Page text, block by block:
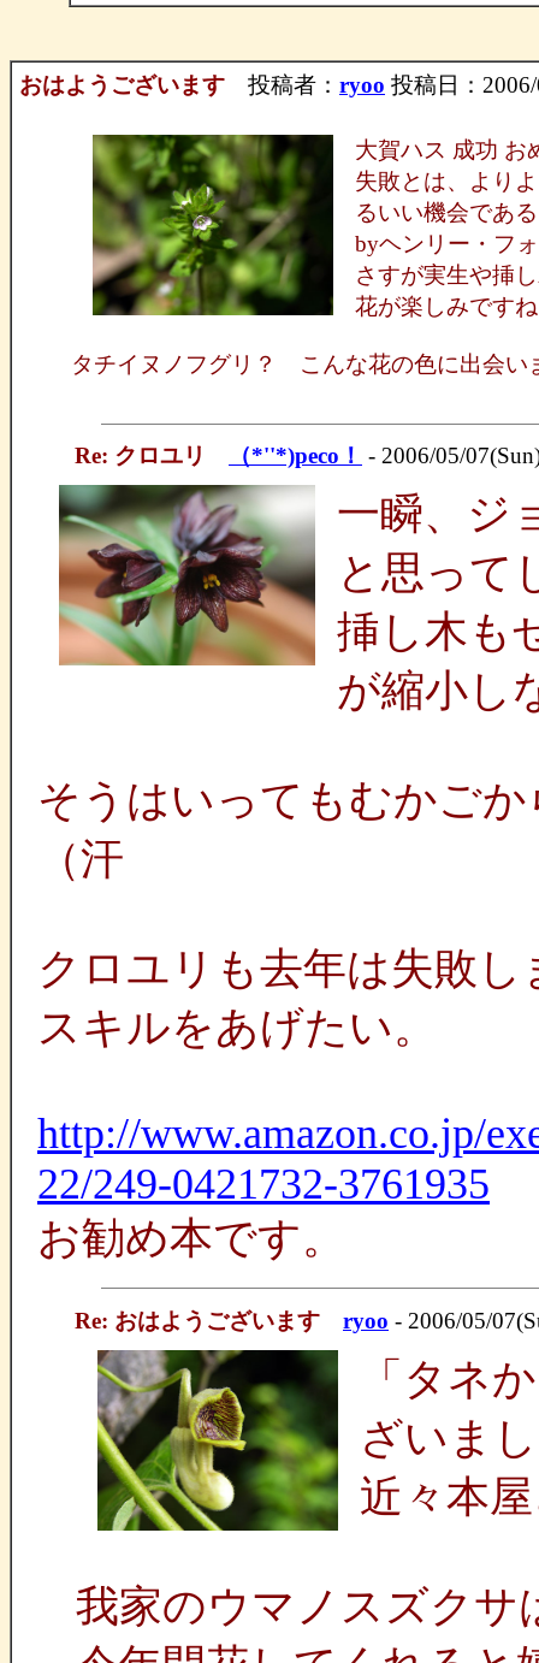
おはようございます 投稿者： ryoo 投稿日：
大賀ハス 成功 お
失敗とは、より
るいい機会である
byヘンリー・フ
さすが実生や挿
花が楽しみです
タチイヌノフグリ？ こんな花の色に出会い
Re: クロユリ （*''*)peco！ - 2006/05/
一瞬、ジ
と思って
挿し木も
が縮小し
そうはいってもむかご
（汗
クロユリも去年は失敗
スキルをあげたい。
http://www.amazon.co.jp/
22/249-0421732-3761935
お勧め本です。
Re: おはようございます ryoo - 2006/05/
「タネ
ざいま
近々本
我家のウマノスズクサ